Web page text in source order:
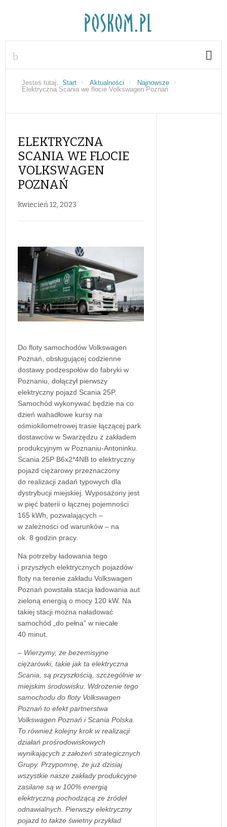
Jesteś tutaj: Start Aktualności
Najnowsze
Elektryczna Scania we flocie Volkswagen Poznań
ELEKTRYCZNA
SCANIA WE FLOCIE
VOLKSWAGEN
POZNAŃ
kwiecień 12, 2023
Do floty samochodów Volkswagen
Poznań, obsługującej codzienne
dostawy podzespołów do fabryki w
Poznaniu, dołączył pierwszy
elektryczny pojazd Scania 25P.
Samochód wykonywać będzie na co
dzień wahadłowe kursy na
ośmiokilometrowej trasie łączącej park
dostawców w Swarzędzu z zakładem
produkcyjnym w Poznaniu-Antoninku.
Scania 25P B6x2*4NB to elektryczny
pojazd ciężarowy przeznaczony
do realizacji zadań typowych dla
dystrybucji miejskiej. Wyposażony jest
w pięć baterii o łącznej pojemności
165 kWh, pozwalających –
w zależności od warunków – na
ok. 8 godzin pracy.
Na potrzeby ładowania tego
i przyszłych elektrycznych pojazdów
floty na terenie zakładu Volkswagen
Poznań powstała stacja ładowania aut
zieloną energią o mocy 120 kW. Na
takiej stacji można naładować
samochód „do pełna” w niecałe
40 minut.
– Wierzymy, że bezemisyjne
ciężarówki, takie jak ta elektryczna
Scania, są przyszłością, szczególnie w
miejskim środowisku. Wdrożenie tego
samochodu do floty Volkswagen
Poznań to efekt partnerstwa
Volkswagen Poznań i Scania Polska.
To również kolejny krok w realizacji
działań prośrodowiskowych
wynikających z założeń strategicznych
Grupy. Przypomnę, że już dzisiaj
wszystkie nasze zakłady produkcyjne
zasilane są w 100% energią
elektryczną pochodzącą ze źródeł
odnawialnych. Pierwszy elektryczny
pojazd to także świetny przykład